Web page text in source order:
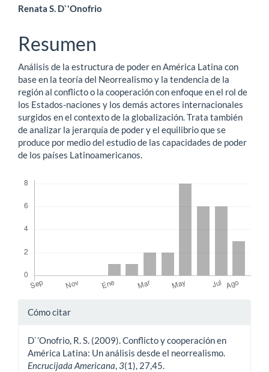
Contenido
principal
del
artículo
Renata S. D`'Onofrio
Resumen
Análisis de la estructura de poder en América Latina con
base en la teoría del Neorrealismo y la tendencia de la
región al conflicto o la cooperación con enfoque en el rol de
los Estados-naciones y los demás actores internacionales
surgidos en el contexto de la globalización. Trata también
de analizar la jerarquía de poder y el equilibrio que se
produce por medio del estudio de las capacidades de poder
de los países Latinoamericanos.
Detalles
del
artículo
Cómo citar
D`’Onofrio, R. S. (2009). Conflicto y cooperación en
América Latina: Un análisis desde el neorrealismo.
Encrucijada Americana,3(1), 27,45.